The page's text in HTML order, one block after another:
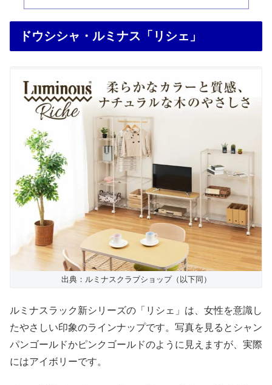
ドウシシャ・ルミナス「リシェ」
出典：ルミナスクラブショップ（以下同）
ルミナスラック新シリーズの「リシェ」は、女性を意識し
たやさしい印象のラインナップです。写真を見るとシャン
パンゴールドかピンクゴールドのように見えますが、実際
にはアイボリーです。